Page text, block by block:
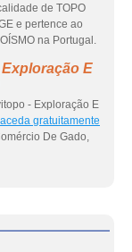
de TOPO
e pertence ao
na Portugal.
E
- Exploração E
aceda gratuitamente
De Gado,